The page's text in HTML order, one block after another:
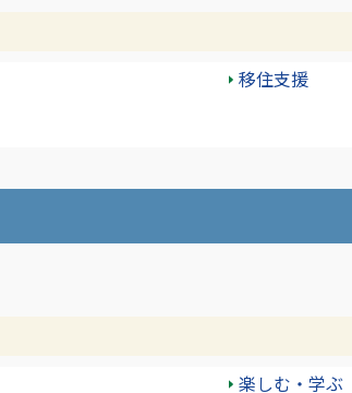
移住支援
楽しむ・学ぶ